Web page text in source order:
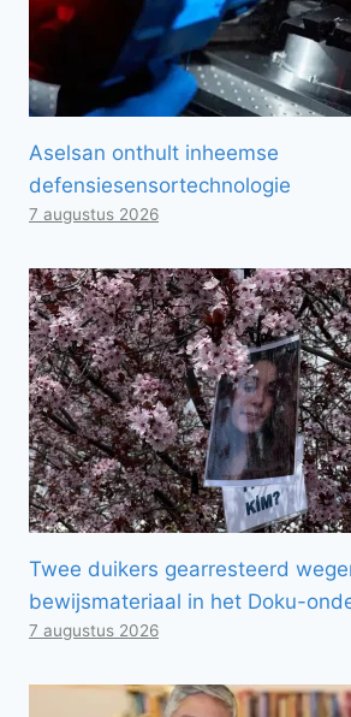
Aselsan onthult inheemse
defensiesensortechnologie
7 augustus 2026
Twee duikers gearresteerd
bewijsmateriaal in het Doku-
7 augustus 2026